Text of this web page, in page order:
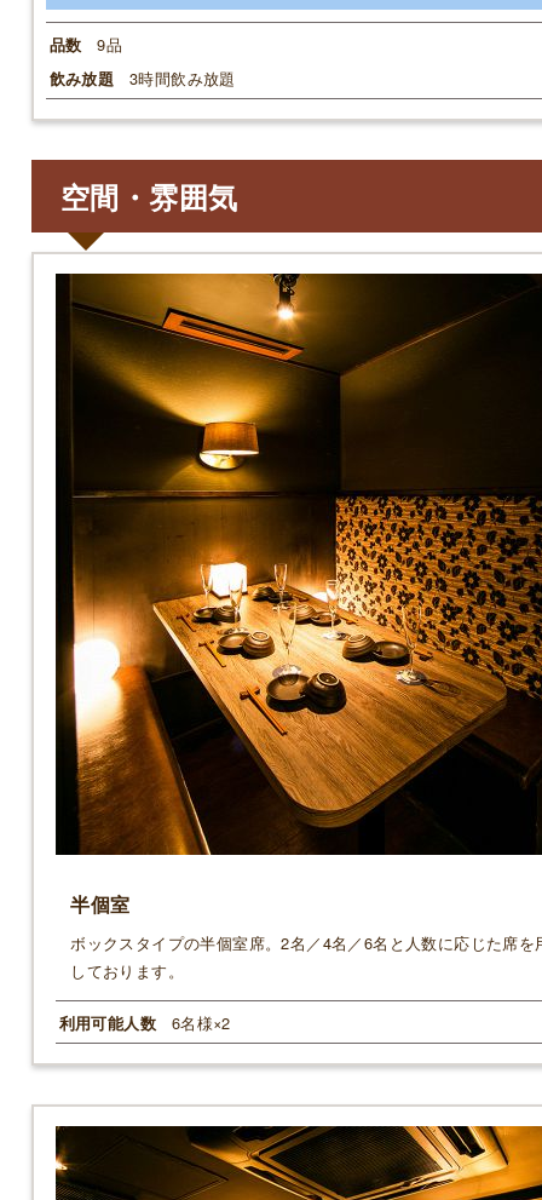
品数 9品
飲み放題 3時間飲み放題
空間・雰囲気
半個室
ボックスタイプの半個室席。2名／4名／6名と人数に応じた席を
しております。
利用可能人数 6名様×2